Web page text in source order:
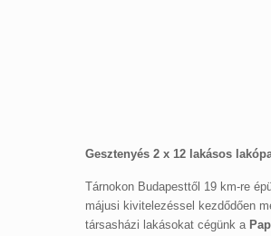
Gesztenyés 2 x 12 lakásos
Tárnokon Budapesttől 19 km-re
májusi kivitelezéssel kezdődően
társasházi lakásokat cégünk a